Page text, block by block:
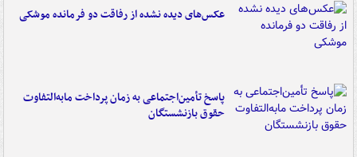
عکس‌های دیده نشده از رفاقت دو فرمانده‌ موشکی
پاسخ تأمین‌اجتماعی به زمان پرداخت مابه‌التفاوت
حقوق بازنشستگان